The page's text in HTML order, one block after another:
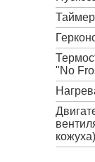
Таймер
"No
кожуха)